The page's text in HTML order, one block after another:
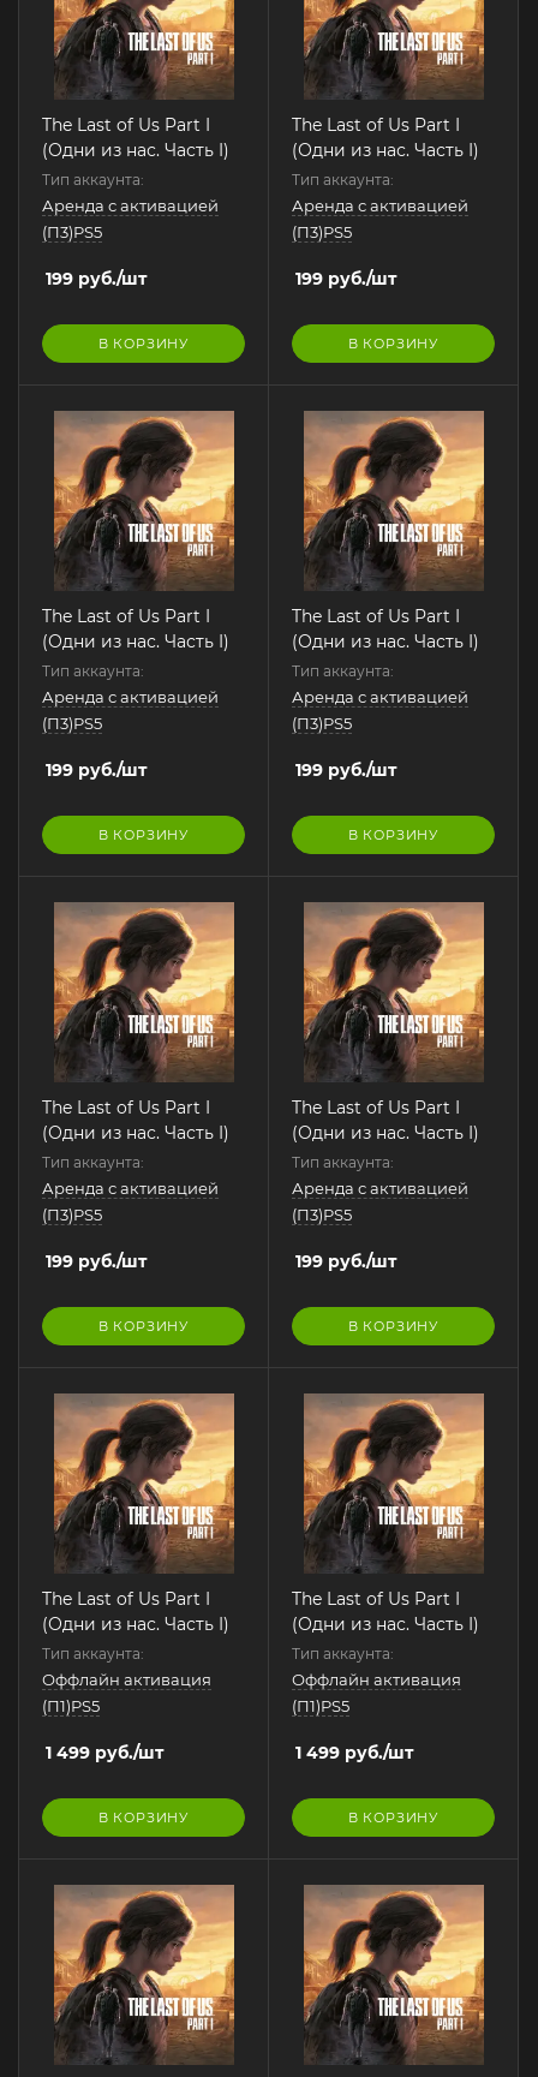
The Last of Us Part I
(Одни из нас. Часть I)
Тип аккаунта:
Аренда с активацией
(П3)PS5
199 руб./шт
В КОРЗИНУ
The Last of Us Part I
(Одни из нас. Часть I)
Тип аккаунта:
Аренда с активацией
(П3)PS5
199 руб./шт
В КОРЗИНУ
The Last of Us Part I
(Одни из нас. Часть I)
Тип аккаунта:
Аренда с активацией
(П3)PS5
199 руб./шт
В КОРЗИНУ
The Last of Us Part I
(Одни из нас. Часть I)
Тип аккаунта:
Аренда с активацией
(П3)PS5
199 руб./шт
В КОРЗИНУ
The Last of Us Part I
(Одни из нас. Часть I)
Тип аккаунта:
Аренда с активацией
(П3)PS5
199 руб./шт
В КОРЗИНУ
The Last of Us Part I
(Одни из нас. Часть I)
Тип аккаунта:
Аренда с активацией
(П3)PS5
199 руб./шт
В КОРЗИНУ
The Last of Us Part I
(Одни из нас. Часть I)
Тип аккаунта:
Оффлайн активация
(П1)PS5
1 499 руб./шт
В КОРЗИНУ
The Last of Us Part I
(Одни из нас. Часть I)
Тип аккаунта:
Оффлайн активация
(П1)PS5
1 499 руб./шт
В КОРЗИНУ